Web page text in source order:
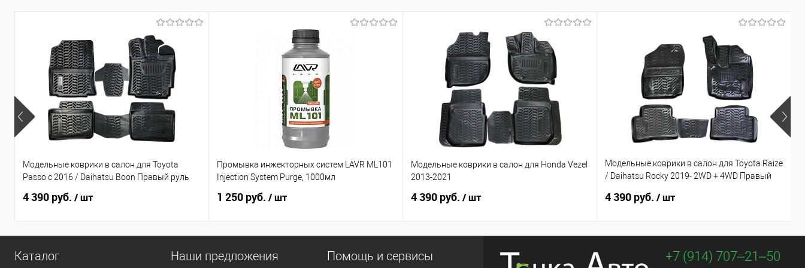
Модельные коврики в салон для Toyota
Passo с 2016 / Daihatsu Boon Правый руль
4 390 руб. / шт
Промывка инжекторных систем LAVR ML101
Injection System Purge, 1000мл
1 250 руб. / шт
Модельные коврики в салон для Honda Vezel
2013-2021
4 390 руб. / шт
Модельные коврики в салон для Toyota Raize
/ Daihatsu Rocky 2019- 2WD + 4WD Правый
4 390 руб. / шт
Каталог Наши предложения Помощь и сервисы +7 (914) 707‒21‒50